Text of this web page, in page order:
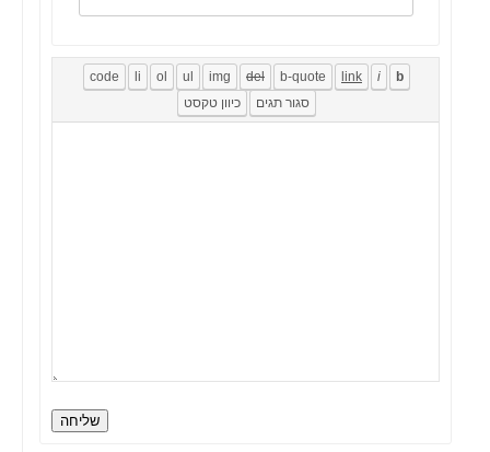
שליחה